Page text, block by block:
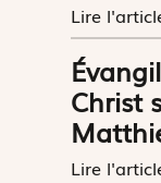
Lire
Christ
Lire